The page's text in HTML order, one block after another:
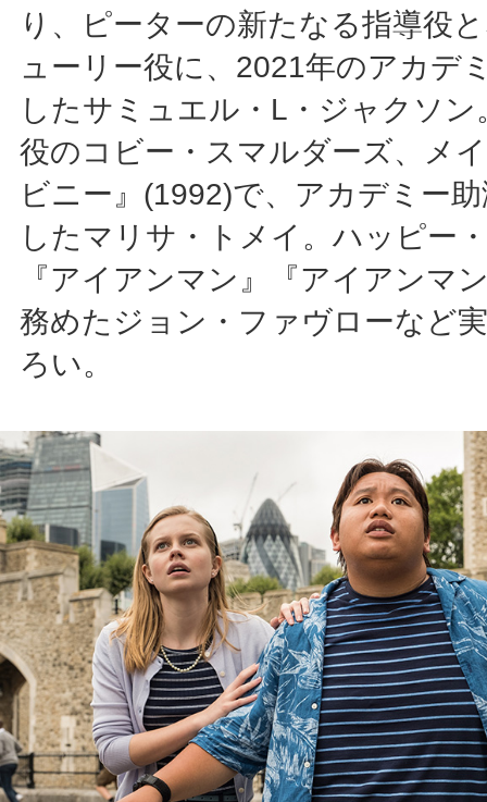
り、ピーターの新たなる指導役
ューリー役に、2021年のアカデ
したサミュエル・L・ジャクソ
役のコビー・スマルダーズ、メ
ビニー』(1992)で、アカデミー
したマリサ・トメイ。ハッピー
『アイアンマン』『アイアンマ
務めたジョン・ファヴローなど
ろい。